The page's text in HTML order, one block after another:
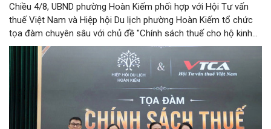
Chiều 4/8, UBND phường Hoàn Kiếm phối hợp với Hội Tư vấn
thuế Việt Nam và Hiệp hội Du lịch phường Hoàn Kiếm tổ chức
tọa đàm chuyên sâu với chủ đề "Chính sách thuế cho hộ kinh
doanh và doanh nghiệp du lịch".